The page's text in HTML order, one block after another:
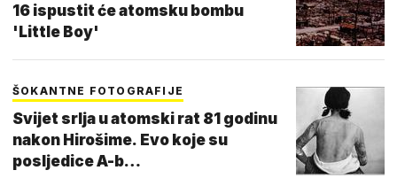
16 ispustit će atomsku bombu
'Little Boy'
ŠOKANTNE FOTOGRAFIJE
Svijet srlja u atomski rat 81 godinu
nakon Hirošime. Evo koje su
posljedice A-b…